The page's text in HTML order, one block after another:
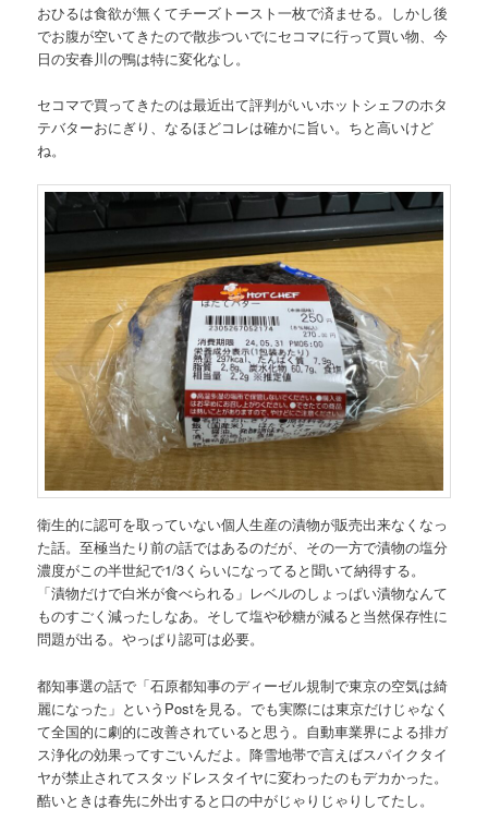
おひるは食欲が無くてチーズトースト一枚で済ませる。しかし後
でお腹が空いてきたので散歩ついでにセコマに行って買い物、今
日の安春川の鴨は特に変化なし。
セコマで買ってきたのは最近出て評判がいいホットシェフのホタ
テバターおにぎり、なるほどコレは確かに旨い。ちと高いけど
ね。
衛生的に認可を取っていない個人生産の漬物が販売出来なくなっ
た話。至極当たり前の話ではあるのだが、その一方で漬物の塩分
濃度がこの半世紀で1/3くらいになってると聞いて納得する。
「漬物だけで白米が食べられる」レベルのしょっぱい漬物なんて
ものすごく減ったしなあ。そして塩や砂糖が減ると当然保存性に
問題が出る。やっぱり認可は必要。
都知事選の話で「石原都知事のディーゼル規制で東京の空気は綺
麗になった」というPostを見る。でも実際には東京だけじゃなく
て全国的に劇的に改善されていると思う。自動車業界による排ガ
ス浄化の効果ってすごいんだよ。降雪地帯で言えばスパイクタイ
ヤが禁止されてスタッドレスタイヤに変わったのもデカかった。
酷いときは春先に外出すると口の中がじゃりじゃりしてたし。